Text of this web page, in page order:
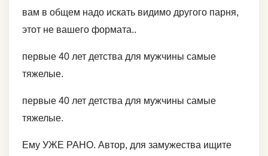
вам в общем надо искать видимо другого парня,
этот не вашего формата..
первые 40 лет детства для мужчины самые
тяжелые.
первые 40 лет детства для мужчины самые
тяжелые.
Ему УЖЕ РАНО. Автор, для замужества ищите